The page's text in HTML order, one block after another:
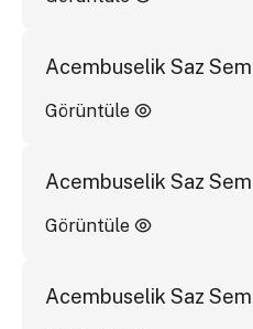
Acembuselik Saz
Görüntüle
Acembuselik Saz
Görüntüle
Acembuselik Saz